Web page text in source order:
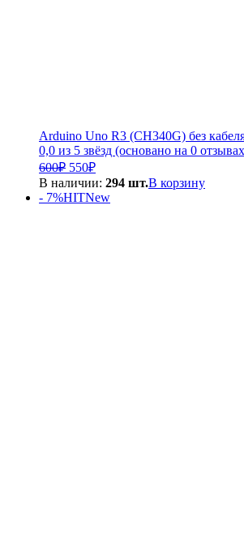
Arduino Uno R3 (CH340G) без
0,0 из 5 звёзд (основано на 0
600₽ Первоначальная
цена
составляла
550₽Текущая
цена:
550₽.
В наличии: 294 шт.В корзину
- 7%HITNew